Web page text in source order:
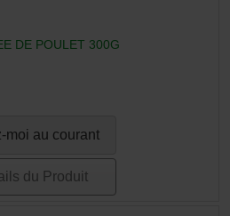
DE POULET 300G
moi au courant
du Produit